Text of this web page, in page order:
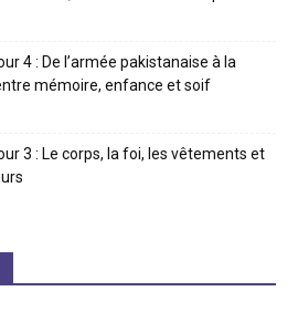
4 : De l’armée pakistanaise à la
mémoire, enfance et soif
3 : Le corps, la foi, les vêtements et